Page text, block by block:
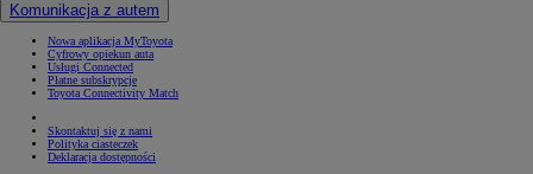
Komunikacja z autem
Nowa aplikacja MyToyota
Cyfrowy opiekun auta
Usługi Connected
Płatne subskrypcje
Toyota Connectivity Match
Skontaktuj się z nami
Polityka ciasteczek
Deklaracja dostępności